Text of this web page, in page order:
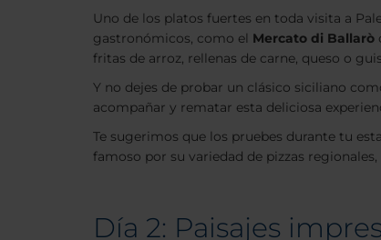
Uno de los platos fuertes en toda visita a
gastronómicos, como el Mercato di Ballarò
fritas de arroz, rellenas de carne, queso o
Y no dejes de probar un clásico siciliano
acompañar y rematar esta deliciosa
Te sugerimos que los pruebes durante tu
famoso por su variedad de pizzas
Día 2: Paisajes